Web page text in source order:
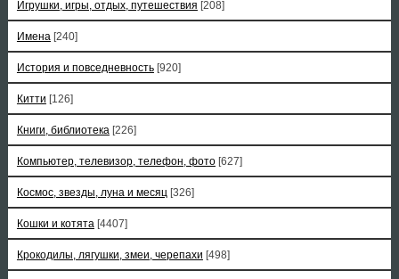
Игрушки, игры, отдых, путешествия [208]
Имена [240]
История и повседневность [920]
Китти [126]
Книги, библиотека [226]
Компьютер, телевизор, телефон, фото [627]
Космос, звезды, луна и месяц [326]
Кошки и котята [4407]
Крокодилы, лягушки, змеи, черепахи [498]